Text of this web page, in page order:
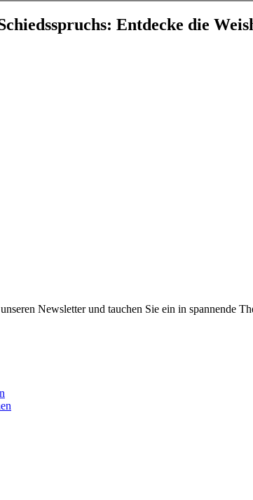
Entdecke die
Newsletter und tauchen Sie ein in spannende